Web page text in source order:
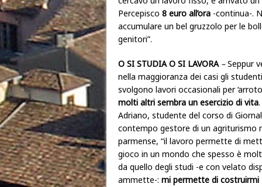
Percepisco 8 euro all’ora -continua-.
accumulare un bel gruzzolo per le
genitori”.
O SI STUDIA O SI LAVORA –Seppur
nella maggioranza dei casi gli studenti
svolgono lavori occasionali per
molti altri sembra un esercizio di vita
Adriano, studente del corso di
contempo gestore di un agriturismo
parmense, “il lavoro permette di
gioco in un mondo che spesso è
da quello degli studi -e con velato
ammette-: mi permette di costruirmi